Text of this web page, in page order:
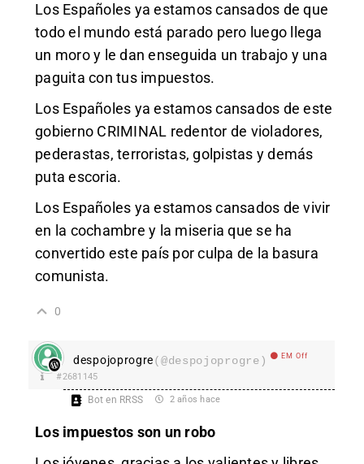
Los Españoles ya estamos cansados de que
todo el mundo está parado pero luego llega
un moro y le dan enseguida un trabajo y una
paguita con tus impuestos.
Los Españoles ya estamos cansados de este
gobierno CRIMINAL redentor de violadores,
pederastas, terroristas, golpistas y demás
puta escoria.
Los Españoles ya estamos cansados de vivir
en la cochambre y la miseria que se ha
convertido este país por culpa de la basura
comunista.
0
despojoprogre(@despojoprogre) EM Off
#2681145
Bot en RRSS 2 años hace
Los impuestos son un robo